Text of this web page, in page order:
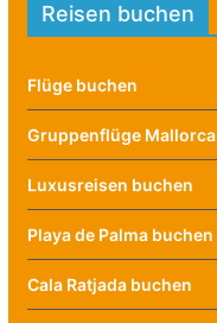
Reisen buchen
Flüge buchen
Gruppenflüge Mallorca
Luxusreisen buchen
Playa de Palma buchen
Cala Ratjada buchen